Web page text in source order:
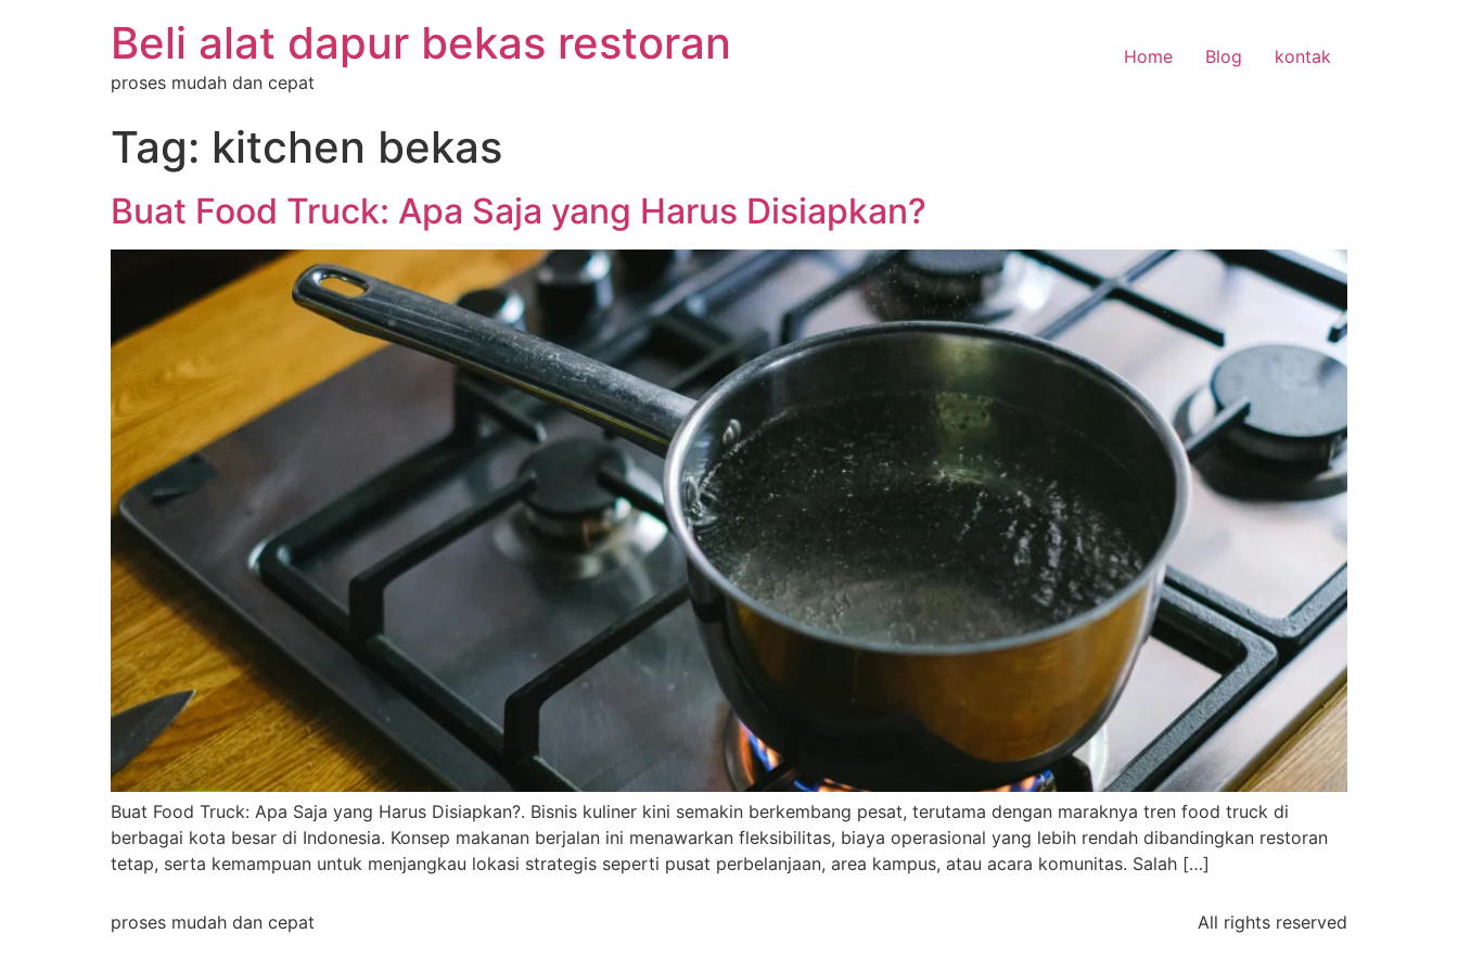
Beli alat dapur bekas restoran
proses mudah dan cepat
Home Blog kontak
Tag: kitchen bekas
Buat Food Truck: Apa Saja yang Harus Disiapkan?
Buat Food Truck: Apa Saja yang Harus Disiapkan?. Bisnis kuliner kini semakin berkembang pesat, terutama dengan maraknya tren food truck di
berbagai kota besar di Indonesia. Konsep makanan berjalan ini menawarkan fleksibilitas, biaya operasional yang lebih rendah dibandingkan restoran
tetap, serta kemampuan untuk menjangkau lokasi strategis seperti pusat perbelanjaan, area kampus, atau acara komunitas. Salah […]
proses mudah dan cepat All rights reserved